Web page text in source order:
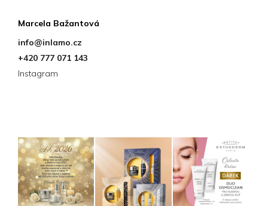
Marcela Bažantová
info@inlamo.cz
+420 777 071 143
Instagram